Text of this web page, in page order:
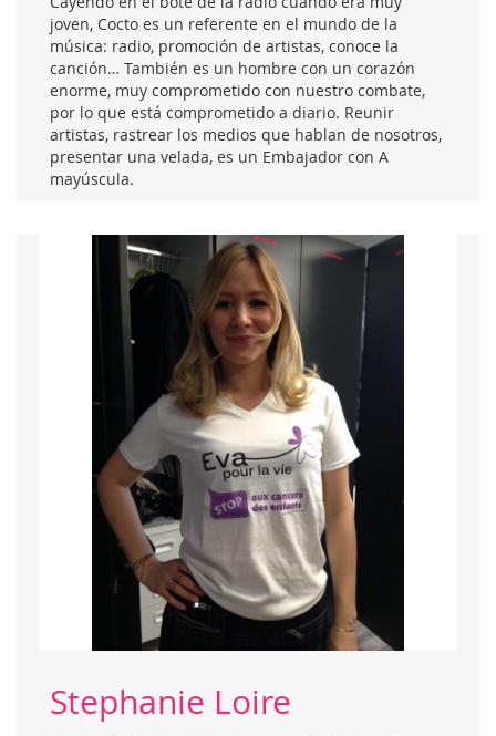
joven, Cocto es un referente en el mundo de la
música: radio, promoción de artistas, conoce la
canción… También es un hombre con un corazón
enorme, muy comprometido con nuestro combate,
por lo que está comprometido a diario. Reunir
artistas, rastrear los medios que hablan de nosotros,
presentar una velada, es un Embajador con A
mayúscula.
Stephanie Loire